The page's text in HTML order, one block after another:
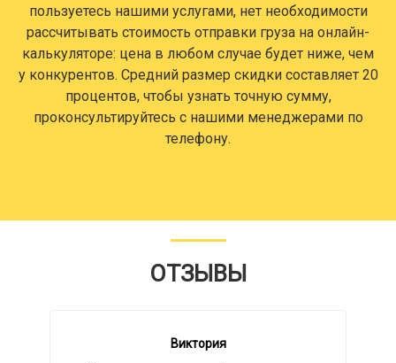
пользуетесь нашими услугами, нет необходимости
рассчитывать стоимость отправки груза на онлайн-
калькуляторе: цена в любом случае будет ниже, чем
у конкурентов. Средний размер скидки составляет 20
процентов, чтобы узнать точную сумму,
проконсультируйтесь с нашими менеджерами по
телефону.
ОТЗЫВЫ
Виктория